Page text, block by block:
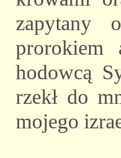
zapytany
prorokiem
hodowcą
rzekł do
mojego